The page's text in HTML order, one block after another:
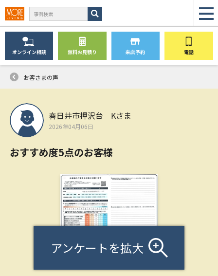
オンライン相談 無料お見積り 来店予約 電話
お客さまの声
春日井市押沢台 Kさま
2026年04月06日
おすすめ度5点のお客様
アンケートを拡大